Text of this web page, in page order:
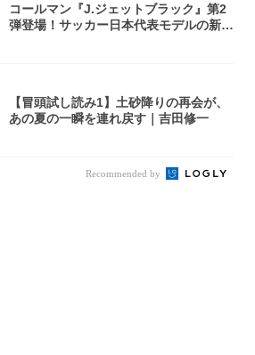
コールマン『J.ジェットブラック』第2
弾登場！サッカー日本代表モデルの新作
【冒頭試し読み1】土砂降りの再会が、
あの夏の一瞬を連れ戻す｜吉田修一
Recommended by